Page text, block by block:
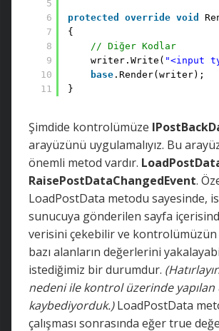
5
6
7
8
9
10
11
protected override void
{
// Diğer Kodlar
writer.Write( "<input
base .Render(writer);
}
Şimdide kontrolümüze
arayüzünü uygulamalıyız. Bu
önemli metod vardır.
RaisePostDataChangedEvent.
LoadPostData metodu sayesinde,
sunucuya gönderilen sayfa
verisini çekebilir ve kontrolümüzün
bazı alanların değerlerini
istediğimiz bir durumdur.
nedeni ile kontrol üzerinde
kaybediyorduk.)LoadPostData
çalışması sonrasında eğer true